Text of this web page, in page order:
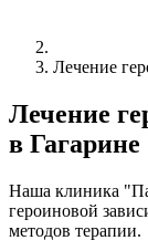
Лечение
Лечение
в Гагарине
Наша клиника
героиновой
методов терапии.